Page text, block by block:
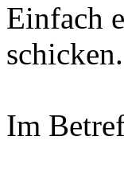
Einfach
schicken.
Im